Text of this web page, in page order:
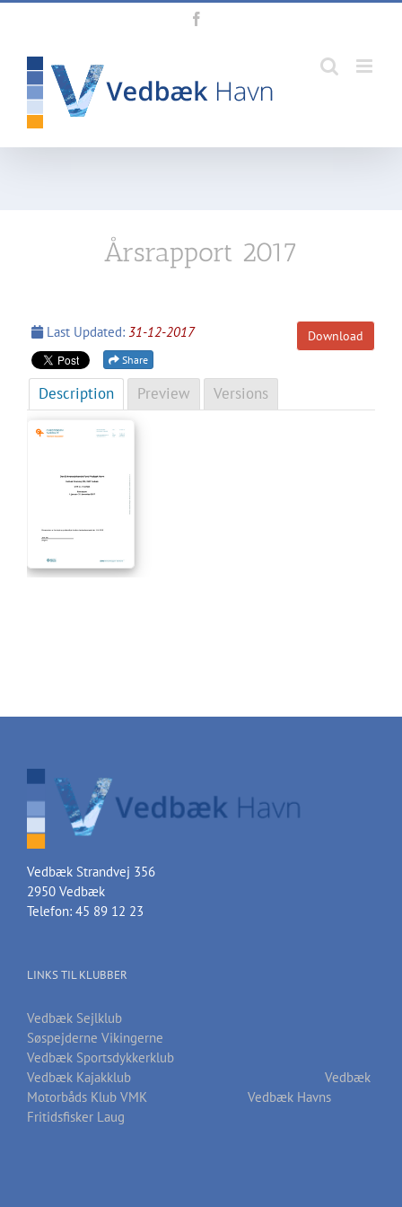
Skip
Årsrapport 2017
Download
Last Updated: 31-12-2017
Share
Description Preview Versions
Vedbæk Strandvej 356
2950 Vedbæk
Telefon: 45 89 12 23
LINKS TIL KLUBBER
Vedbæk Sejlklub
Søspejderne Vikingerne
Vedbæk Sportsdykkerklub
Vedbæk Kajakklub
Vedbæk
Motorbåds Klub VMK
Vedbæk Havns
Fritidsfisker Laug